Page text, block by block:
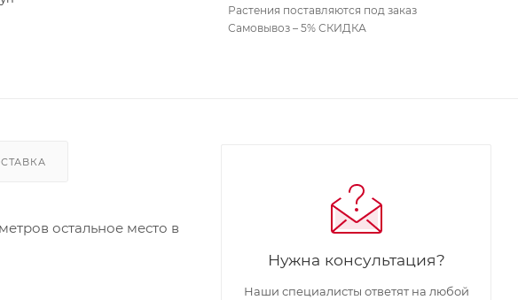
Растения поставляются под заказ
Самовывоз – 5% СКИДКА
остальное место в
Нужна консультация?
Наши специалисты ответят на любой